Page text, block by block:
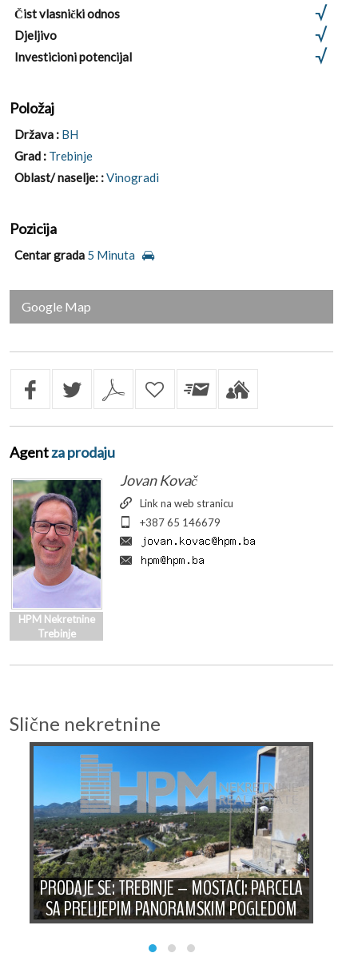
Čist vlasnički odnos
Djeljivo
Investicioni potencijal
Položaj
Država : BH
Grad : Trebinje
Oblast/ naselje: :Vinogradi
Pozicija
Centar grada 5 Minuta
Google Map
Agentza prodaju
HPM Nekretnine
Trebinje
Jovan Kovač
Link na web stranicu
+387 65 146679
Slične nekretnine
PRODAJE SE: TREBINJE – MOSTAĆI: PARCELA
SA PRELIJEPIM PANORAMSKIM POGLEDOM